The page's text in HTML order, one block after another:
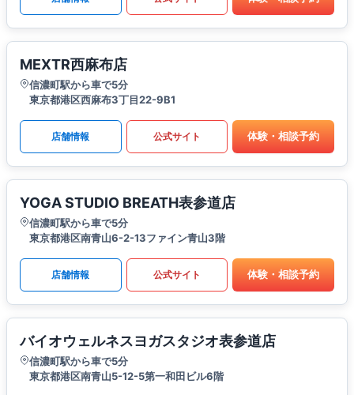
MEXTR西麻布店
信濃町駅から車で5分
東京都港区西麻布3丁目22-9B1
店舗情報 公式サイト 体験・相談予約
YOGA STUDIO BREATH表参道店
信濃町駅から車で5分
東京都港区南青山6-2-13ファイン青山3階
店舗情報 公式サイト 体験・相談予約
バイオウェルネスヨガスタジオ表参道店
信濃町駅から車で5分
東京都港区南青山5-12-5第一和田ビル6階